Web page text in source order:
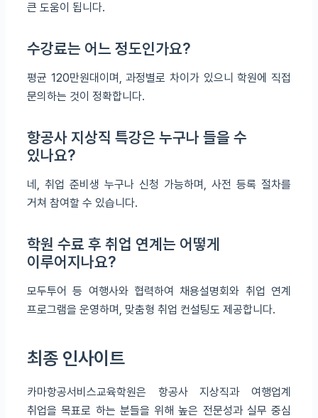
큰 도움이 됩니다.
수강료는 어느 정도인가요?
평균 120만원대이며, 과정별로 차이가 있으니 학원에 직접
문의하는 것이 정확합니다.
항공사 지상직 특강은 누구나 들을 수
있나요?
네, 취업 준비생 누구나 신청 가능하며, 사전 등록 절차를
거쳐 참여할 수 있습니다.
학원 수료 후 취업 연계는 어떻게
이루어지나요?
모두투어 등 여행사와 협력하여 채용설명회와 취업 연계
프로그램을 운영하며, 맞춤형 취업 컨설팅도 제공합니다.
최종 인사이트
카마항공서비스교육학원은 항공사 지상직과 여행업계
취업을 목표로 하는 분들을 위해 높은 전문성과 실무 중심